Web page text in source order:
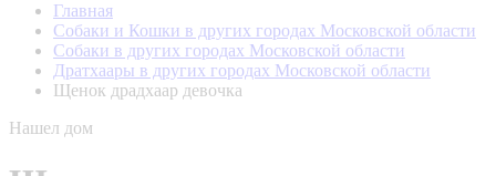
Главная
Собаки и Кошки в других городах Московской области
Собаки в других городах Московской области
Дратхаары в других городах Московской области
Щенок драдхаар девочка
Нашел дом